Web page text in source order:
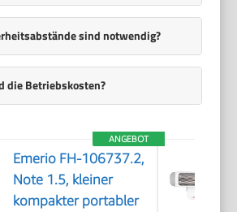
sind notwendig?
die Betriebskosten?
ANGEBOT
Emerio FH-106737.2,
Note 1.5, kleiner
kompakter portabler